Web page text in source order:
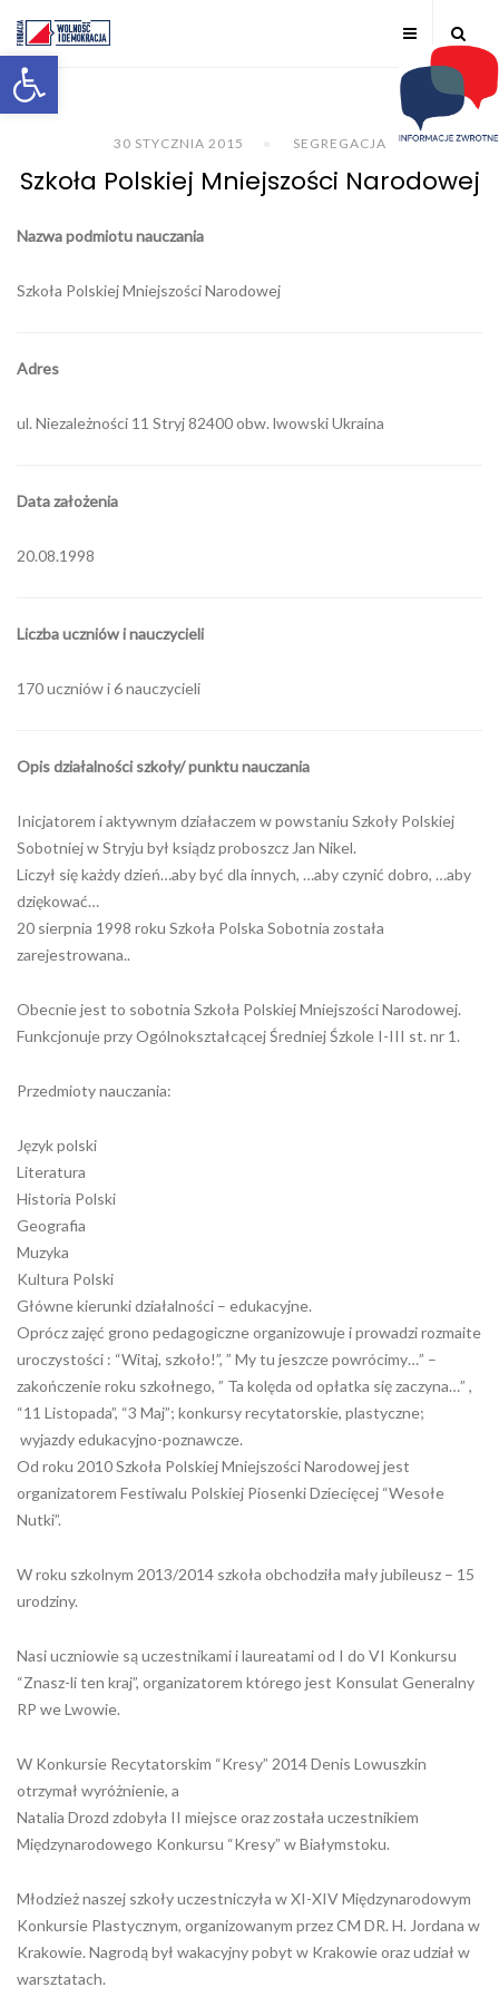
Otwórz pasek narzędzi
30 STYCZNIA 2015 SEGREGACJA
Szkoła Polskiej Mniejszości Narodowej
Nazwa podmiotu nauczania
Szkoła Polskiej Mniejszości Narodowej
Adres
ul. Niezależności 11 Stryj 82400 obw. lwowski Ukraina
Data założenia
20.08.1998
Liczba uczniów i nauczycieli
170 uczniów i 6 nauczycieli
Opis działalności szkoły/ punktu nauczania
Inicjatorem i aktywnym działaczem w powstaniu Szkoły Polskiej
Sobotniej w Stryju był ksiądz proboszcz Jan Nikel.
Liczył się każdy dzień…aby być dla innych, …aby czynić dobro, …aby
dziękować…
20 sierpnia 1998 roku Szkoła Polska Sobotnia została
zarejestrowana..
Obecnie jest to sobotnia Szkoła Polskiej Mniejszości Narodowej.
Funkcjonuje przy Ogólnokształcącej Średniej Śzkole I-III st. nr 1.
Przedmioty nauczania:
Język polski
Literatura
Historia Polski
Geografia
Muzyka
Kultura Polski
Główne kierunki działalności – edukacyjne.
Oprócz zajęć grono pedagogiczne organizowuje i prowadzi rozmaite
uroczystości : “Witaj, szkoło!”, ” My tu jeszcze powrócimy…” –
zakończenie roku szkołnego, ” Ta kolęda od opłatka się zaczyna…” ,
“11 Listopada”, “3 Maj”; konkursy recytatorskie, plastyczne;
wyjazdy edukacyjno-poznawcze.
Od roku 2010 Szkoła Polskiej Mniejszości Narodowej jest
organizatorem Festiwalu Polskiej Piosenki Dziecięcej “Wesołe
Nutki”.
W roku szkolnym 2013/2014 szkoła obchodziła mały jubileusz – 15
urodziny.
Nasi uczniowie są uczestnikami i laureatami od I do VI Konkursu
“Znasz-li ten kraj”, organizatorem którego jest Konsulat Generalny
RP we Lwowie.
W Konkursie Recytatorskim “Kresy” 2014 Denis Lowuszkin
otrzymał wyróżnienie, a
Natalia Drozd zdobyła II miejsce oraz została uczestnikiem
Międzynarodowego Konkursu “Kresy” w Białymstoku.
Młodzież naszej szkoły uczestniczyła w XI-XIV Międzynarodowym
Konkursie Plastycznym, organizowanym przez CM DR. H. Jordana w
Krakowie. Nagrodą był wakacyjny pobyt w Krakowie oraz udział w
warsztatach.